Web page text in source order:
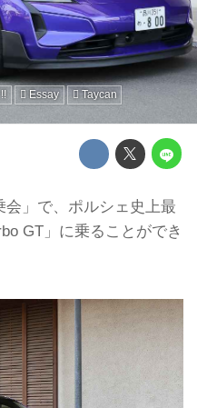
Essay Taycan
」で、ポルシェ史上最
GT」に乗ることができ